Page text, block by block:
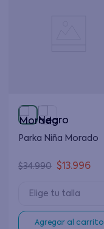
Parka Niña Morado
$34.990 $13.996
Elige tu talla
Agregar al carrito